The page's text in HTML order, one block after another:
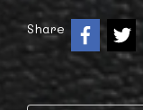
Share